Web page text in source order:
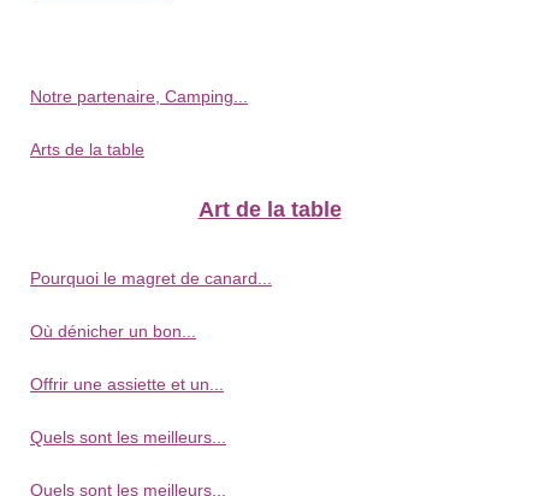
Notre partenaire, Camping...
Arts de la table
Art de la table
Pourquoi le magret de canard...
Où dénicher un bon...
Offrir une assiette et un...
Quels sont les meilleurs...
Quels sont les meilleurs...